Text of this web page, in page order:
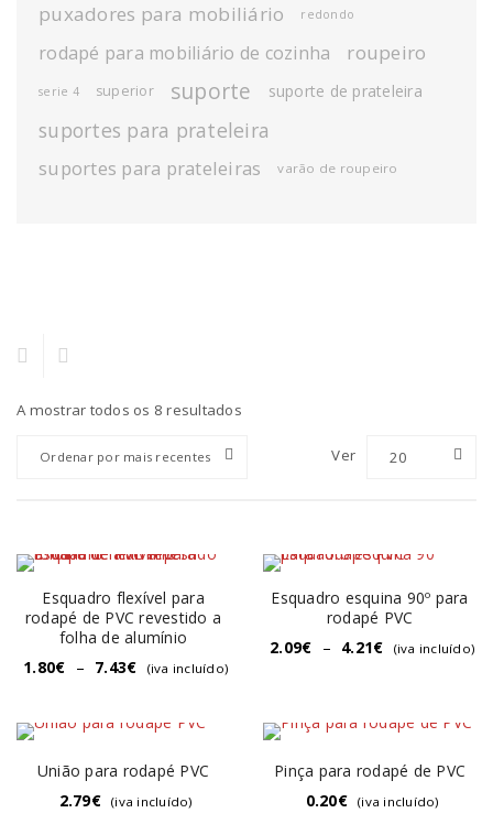
puxadores para mobiliário redondo
rodapé para mobiliário de cozinha roupeiro
serie 4 superior suporte suporte de prateleira
suportes para prateleira
suportes para prateleiras varão de roupeiro
A mostrar todos os 8 resultados
Ordenar por mais recentes Ver 20
Esquadro flexível para
rodapé de PVC revestido a
folha de alumínio
1.80€ – 7.43€ (iva incluído)
Esquadro esquina 90º para
rodapé PVC
2.09€ – 4.21€ (iva incluído)
União para rodapé PVC
2.79€ (iva incluído)
Pinça para rodapé de PVC
0.20€ (iva incluído)